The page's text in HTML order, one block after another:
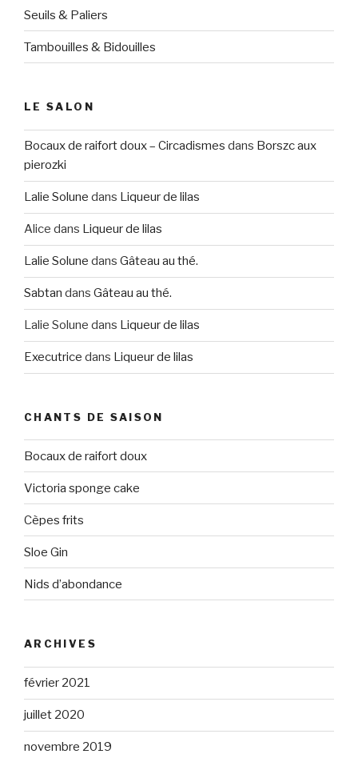
Seuils & Paliers
Tambouilles & Bidouilles
LE SALON
Bocaux de raifort doux – Circadismes dans Borszc aux
pierozki
Lalie Solune dans Liqueur de lilas
Alice dans Liqueur de lilas
Lalie Solune dans Gâteau au thé.
Sabtan dans Gâteau au thé.
Lalie Solune dans Liqueur de lilas
Executrice dans Liqueur de lilas
CHANTS DE SAISON
Bocaux de raifort doux
Victoria sponge cake
Cèpes frits
Sloe Gin
Nids d’abondance
ARCHIVES
février 2021
juillet 2020
novembre 2019